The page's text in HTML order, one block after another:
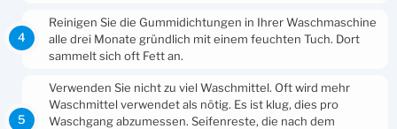
Reinigen Sie die Gummidichtungen in Ihrer Waschmaschine
alle drei Monate gründlich mit einem feuchten Tuch. Dort
sammelt sich oft Fett an.
Verwenden Sie nicht zu viel Waschmittel. Oft wird mehr
Waschmittel verwendet als nötig. Es ist klug, dies pro
Waschgang abzumessen. Seifenreste, die nach dem